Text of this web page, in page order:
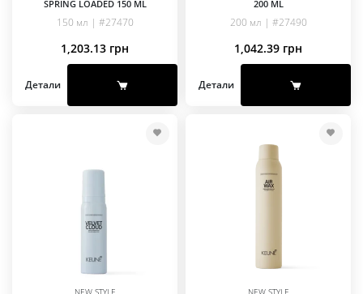
SPRING LOADED 150 ML
150 мл | #27470
1,203.13 грн
Детали
200 ML
200 мл | #27490
1,042.39 грн
Детали
NEW STYLE NEW STYLE